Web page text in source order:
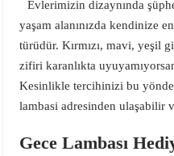
Evlerimizin dizaynında
yaşam alanınızda kendinize
türüdür. Kırmızı, mavi, yeşil
zifiri karanlıkta
Kesinlikle tercihinizi bu
lambasi adresinden ulaşabilir
Gece Lambası